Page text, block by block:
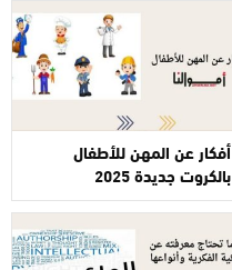
أفكار عن المهن للأطفال
بالكروت جديدة 2025